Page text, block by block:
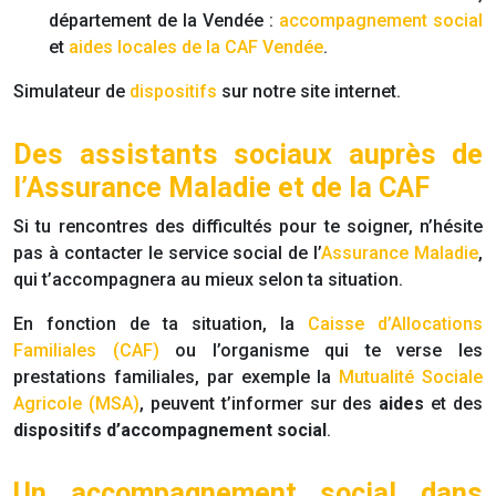
département de la Vendée : accompagnement social
et aides locales de la CAF Vendée.
Simulateur de dispositifs sur notre site internet.
Des assistants sociaux auprès de
l’Assurance Maladie et de la CAF
Si tu rencontres des difficultés pour te soigner, n’hésite
pas à contacter le service social de l’Assurance Maladie,
qui t’accompagnera au mieux selon ta situation.
En fonction de ta situation, la Caisse d’Allocations
Familiales (CAF) ou l’organisme qui te verse les
prestations familiales, par exemple la Mutualité Sociale
Agricole (MSA), peuvent t’informer sur des aides et des
dispositifs d’accompagnement social .